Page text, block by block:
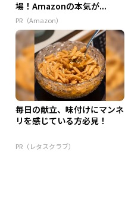
場！Amazonの本気が...
PR（Amazon）
毎日の献立、味付けにマンネ
リを感じている方必見！
PR（レタスクラブ）